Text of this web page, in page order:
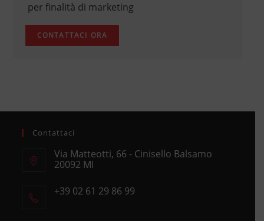
per finalità di marketing
Contattaci
Via Matteotti, 66 - Cinisello Balsamo
20092 MI
in
+39 02 61 29 86 99